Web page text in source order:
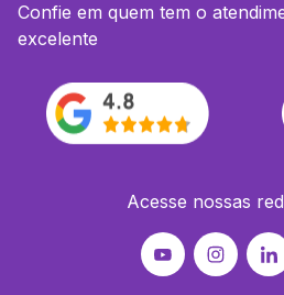
Confie em quem tem o
excelente
Acesse nossas